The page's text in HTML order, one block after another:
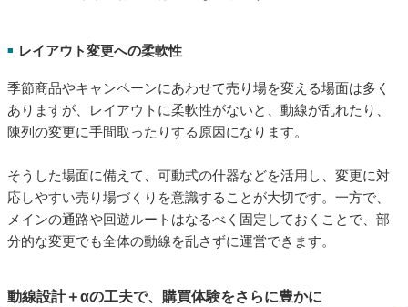
■ レイアウト変更への柔軟性
季節商品やキャンペーンにあわせて売り場を変える場面は多く
ありますが、レイアウトに柔軟性がないと、動線が乱れたり、
陳列の変更に手間取ったりする原因になります。
そうした場面に備えて、可動式の什器などを活用し、変更に対
応しやすい売り場づくりを意識することが大切です。一方で、
メインの通路や回遊ルートはなるべく固定しておくことで、部
分的な変更でも全体の動線を乱さずに運営できます。
動線設計＋αの工夫で、購買体験をさらに豊かに